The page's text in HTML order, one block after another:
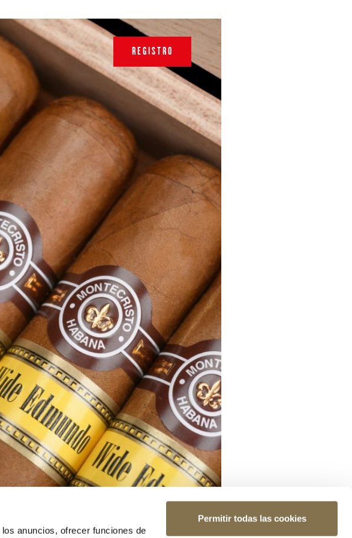
anuncios, ofrecer funciones de
Permitir todas las cookies
REGISTRO